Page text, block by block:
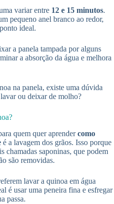
variar entre 12 e 15 minutos.
pequeno anel branco ao redor,
ideal.
a panela tampada por alguns
a absorção da água e melhora
na panela, existe uma dúvida
ou deixar de molho?
quem quer aprendercomo
é a lavagem dos grãos. Isso porque
chamadas saponinas, que podem
são removidas.
lavar a quinoa em água
é usar uma peneira fina e esfregar
passa.